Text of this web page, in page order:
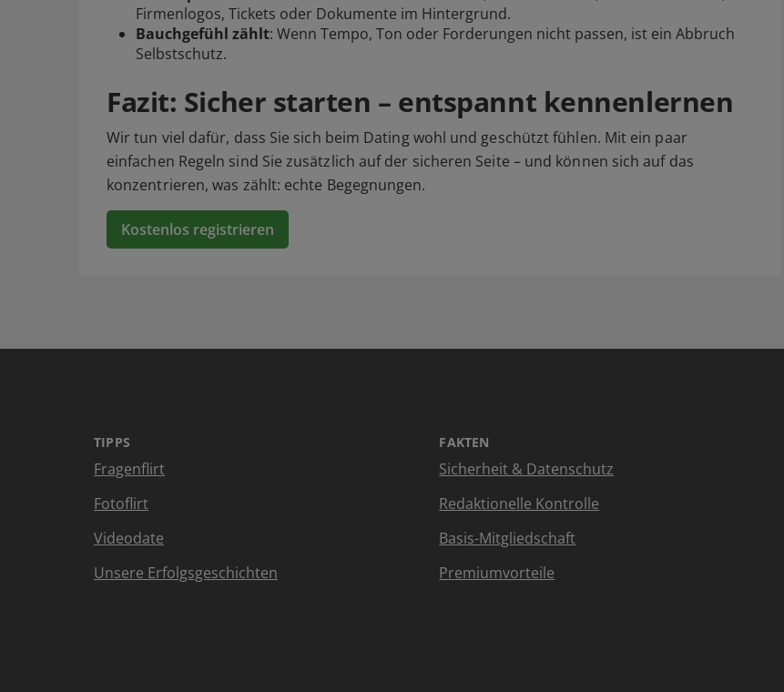
Firmenlogos, Tickets oder Dokumente im Hintergrund.
Bauchgefühl zählt: Wenn Tempo, Ton oder Forderungen nicht passen, ist ein Abbruch
Selbstschutz.
Fazit: Sicher starten – entspannt kennenlernen
Wir tun viel dafür, dass Sie sich beim Dating wohl und geschützt fühlen. Mit ein paar
einfachen Regeln sind Sie zusätzlich auf der sicheren Seite – und können sich auf das
konzentrieren, was zählt: echte Begegnungen.
Kostenlos registrieren
TIPPS
Fragenflirt
Fotoflirt
Videodate
Unsere Erfolgsgeschichten
FAKTEN
Sicherheit & Datenschutz
Redaktionelle Kontrolle
Basis-Mitgliedschaft
Premiumvorteile